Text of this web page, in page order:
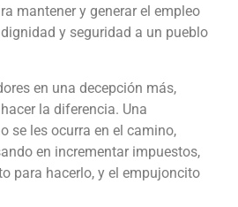
mantener y generar el empleo
y seguridad a un pueblo
en una decepción más,
la diferencia. Una
se les ocurra en el camino,
en incrementar impuestos,
para hacerlo, y el empujoncito